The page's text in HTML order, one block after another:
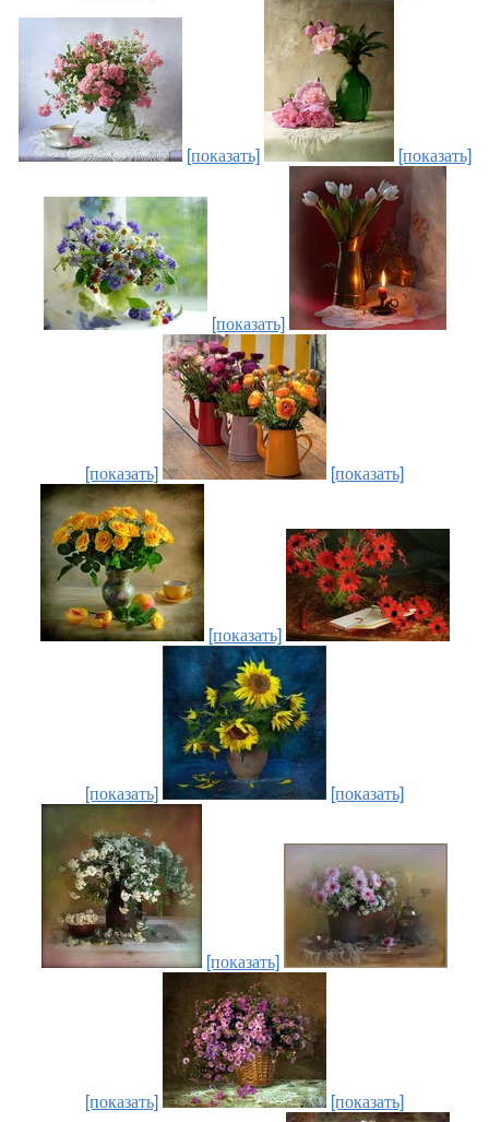
[показать] [показать]
[показать]
[показать] [показать]
[показать]
[показать] [показать]
[показать]
[показать] [показать]